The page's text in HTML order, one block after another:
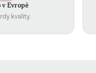
v Evropě
kvality.